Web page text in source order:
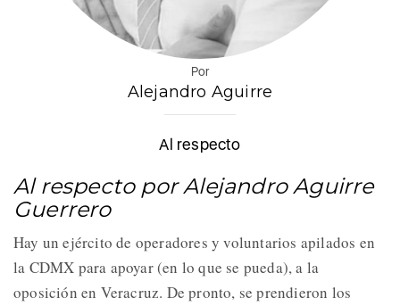
Por
Alejandro Aguirre
Al respecto
Al respecto por Alejandro Aguirre
Guerrero
Hay un ejército de operadores y voluntarios apilados en
la CDMX para apoyar (en lo que se pueda), a la
oposición en Veracruz. De pronto, se prendieron los